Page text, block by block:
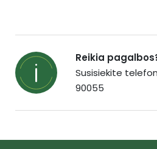
Reikia
Susisiekite
90055